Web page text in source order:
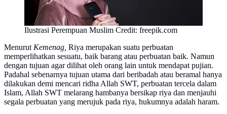
Ilustrasi Perempuan Muslim Credit: freepik.com
Menurut Kemenag, Riya merupakan suatu perbuatan
memperlihatkan sesuatu, baik barang atau perbuatan baik. Namun
dengan tujuan agar dilihat oleh orang lain untuk mendapat pujian.
Padahal sebenarnya tujuan utama dari beribadah atau beramal hanya
dilakukan demi mencari ridha Allah SWT, perbuatan tercela dalam
Islam, Allah SWT melarang hambanya bersikap riya dan menjauhi
segala perbuatan yang merujuk pada riya, hukumnya adalah haram.